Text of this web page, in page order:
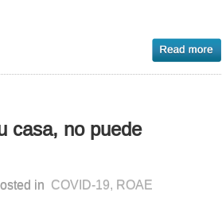
casa, no puede
in COVID-19, ROAE